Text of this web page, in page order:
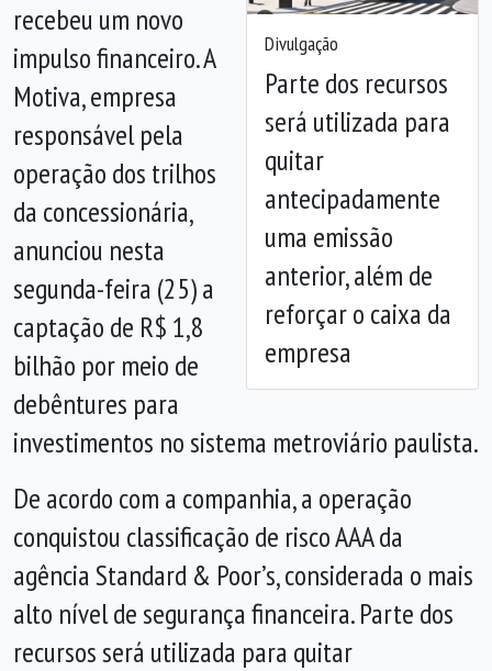
Divulgação
Parte dos recursos
será utilizada para
quitar
antecipadamente
uma emissão
anterior, além de
reforçar o caixa da
empresa
Anterior
recebeu um novo
impulso financeiro. A
Motiva, empresa
responsável pela
operação dos trilhos
da concessionária,
anunciou nesta
segunda-feira (25) a
captação de R$ 1,8
bilhão por meio de
debêntures para
investimentos no sistema metroviário paulista.
De acordo com a companhia, a operação
conquistou classificação de risco AAA da
agência Standard & Poor’s, considerada o mais
alto nível de segurança financeira. Parte dos
recursos será utilizada para quitar